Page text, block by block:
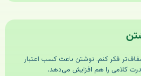
فکر کنم. نوشتن باعث کسب اعتبار
کلامی را هم افزایش می‌دهد.